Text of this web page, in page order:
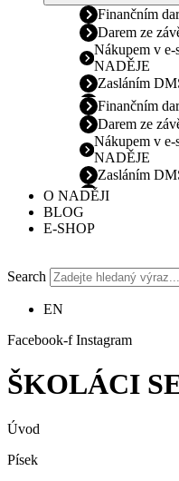
Finančním
Darem ze
Nákupem v e-
NADĚJE
Zasláním
Finančním
Darem ze
Nákupem v e-
NADĚJE
Zasláním
O NADĚJI
BLOG
E-SHOP
Search
EN
Facebook-f Instagram
ŠKOLÁCI
Úvod
Písek